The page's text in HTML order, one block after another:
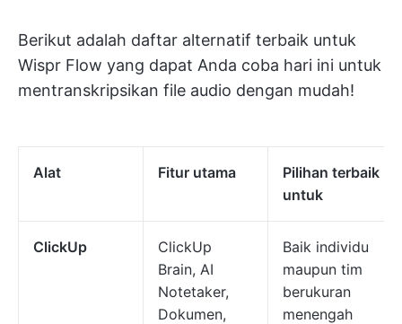
Berikut adalah daftar alternatif terbaik untuk
Wispr Flow yang dapat Anda coba hari ini untuk
mentranskripsikan file audio dengan mudah!
Alat Fitur utama
Pilihan terbaik
untuk
ClickUp
ClickUp
Brain, AI
Notetaker,
Dokumen,
Baik individu
maupun tim
berukuran
menengah